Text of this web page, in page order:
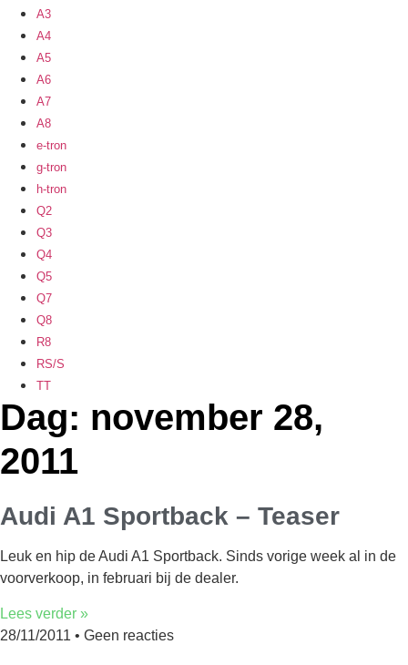
A3
A4
A5
A6
A7
A8
e-tron
g-tron
h-tron
Q2
Q3
Q4
Q5
Q7
Q8
R8
RS/S
TT
Dag: november 28,
2011
Audi A1 Sportback – Teaser
Leuk en hip de Audi A1 Sportback. Sinds vorige week al in de
voorverkoop, in februari bij de dealer.
Lees verder »
28/11/2011
Geen reacties